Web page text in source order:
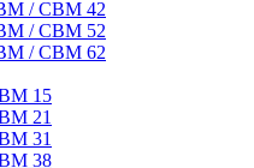
/ CBM 42
/ CBM 52
/ CBM 62
15
21
31
38